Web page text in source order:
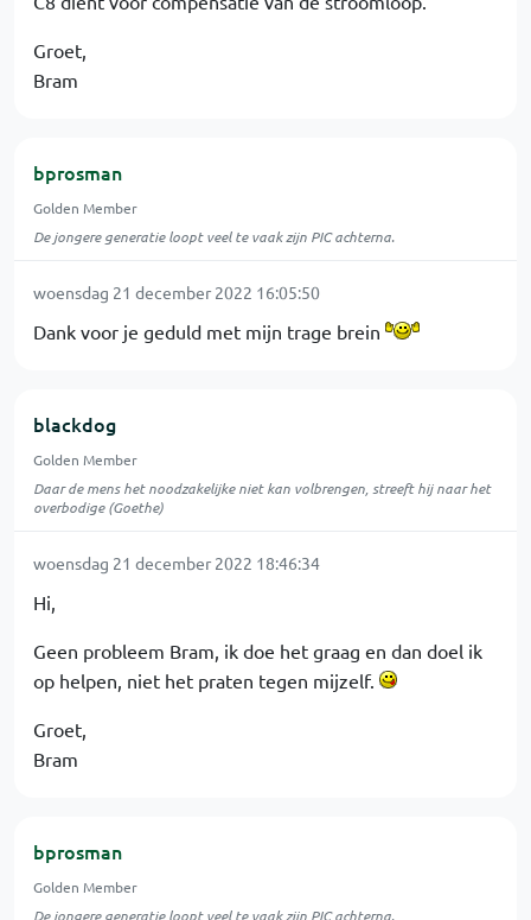
Groet,
Bram
bprosman
Golden Member
De jongere generatie loopt veel te vaak zijn PIC achterna.
woensdag 21 december 2022 16:05:50
Dank voor je geduld met mijn trage brein
blackdog
Golden Member
Daar de mens het noodzakelijke niet kan volbrengen, streeft hij naar het
overbodige (Goethe)
woensdag 21 december 2022 18:46:34
Hi,
Geen probleem Bram, ik doe het graag en dan doel ik
op helpen, niet het praten tegen mijzelf.
Groet,
Bram
bprosman
Golden Member
De jongere generatie loopt veel te vaak zijn PIC achterna.